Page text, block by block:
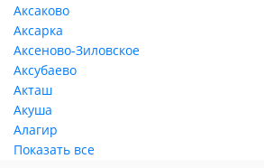
Аксаково
Аксарка
Аксеново-Зиловское
Аксубаево
Акташ
Акуша
Алагир
Показать все